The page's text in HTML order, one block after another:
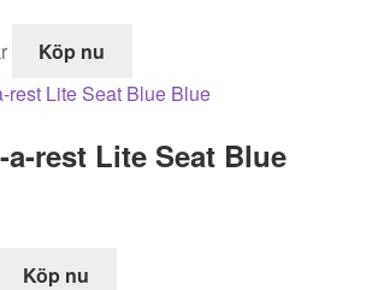
Köp nu
a-rest Lite Seat Blue
Köp nu